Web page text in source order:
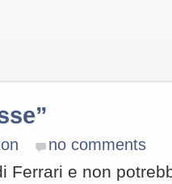
no comments
Ferrari e non